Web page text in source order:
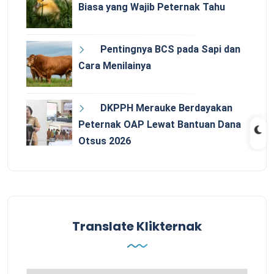
Biasa yang Wajib Peternak Tahu
Pentingnya BCS pada Sapi dan
Cara Menilainya
DKPPH Merauke Berdayakan
Peternak OAP Lewat Bantuan Dana
Otsus 2026
Translate Klikternak